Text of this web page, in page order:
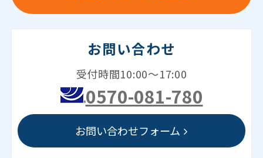
お問い合わせ
受付時間10:00～17:00
0570-081-780
お問い合わせフォーム